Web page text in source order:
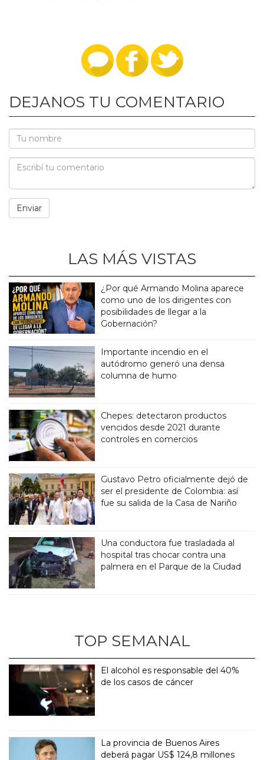
DEJANOS TU COMENTARIO
LAS MÁS VISTAS
¿Por qué Armando Molina aparece
como uno de los dirigentes con
posibilidades de llegar a la
Gobernación?
Importante incendio en el
autódromo generó una densa
columna de humo
Chepes: detectaron productos
vencidos desde 2021 durante
controles en comercios
Gustavo Petro oficialmente dejó de
ser el presidente de Colombia: así
fue su salida de la Casa de Nariño
Una conductora fue trasladada al
hospital tras chocar contra una
palmera en el Parque de la Ciudad
TOP SEMANAL
El alcohol es responsable del 40%
de los casos de cáncer
La provincia de Buenos Aires
deberá pagar US$ 124,8 millones